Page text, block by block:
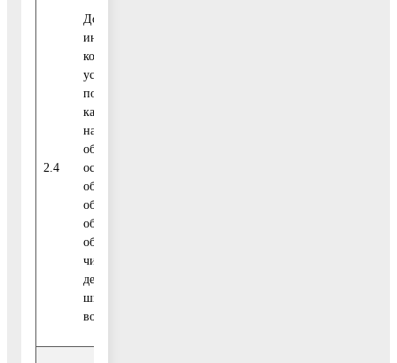
2.4
Доля детей-
инвалидов,
которым созданы
условия для
получения
качественного
начального
общего,
основного
общего, среднего
общего
образования, в
общей
численности
детей-инвали-дов
школьного
возраста